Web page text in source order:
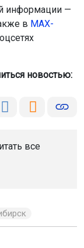
информации —
в МАХ-
новостью:
все